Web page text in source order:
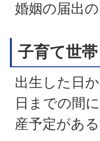
婚姻の届出
子育て世
出生した日
日までの間
産予定があ